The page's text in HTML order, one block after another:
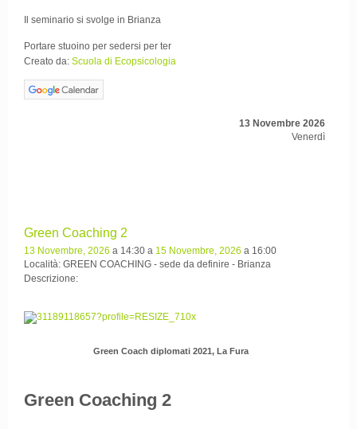
Il seminario si svolge in Brianza
Portare stuoino per sedersi per ter
Creato da: Scuola di Ecopsicologia
13 Novembre 2026
Venerdì
Green Coaching 2
13 Novembre, 2026 a 14:30 a 15 Novembre, 2026 a 16:00
Località: GREEN COACHING - sede da definire - Brianza
Descrizione:
Green Coach diplomati 2021, La Fura
Green Coaching 2